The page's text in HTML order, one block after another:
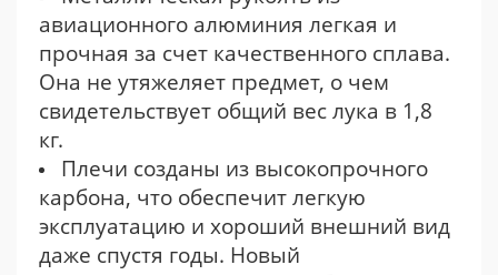
авиационного алюминия легкая и
прочная за счет качественного сплава.
Она не утяжеляет предмет, о чем
свидетельствует общий вес лука в 1,8
кг.
Плечи созданы из высокопрочного
карбона, что обеспечит легкую
эксплуатацию и хороший внешний вид
даже спустя годы. Новый